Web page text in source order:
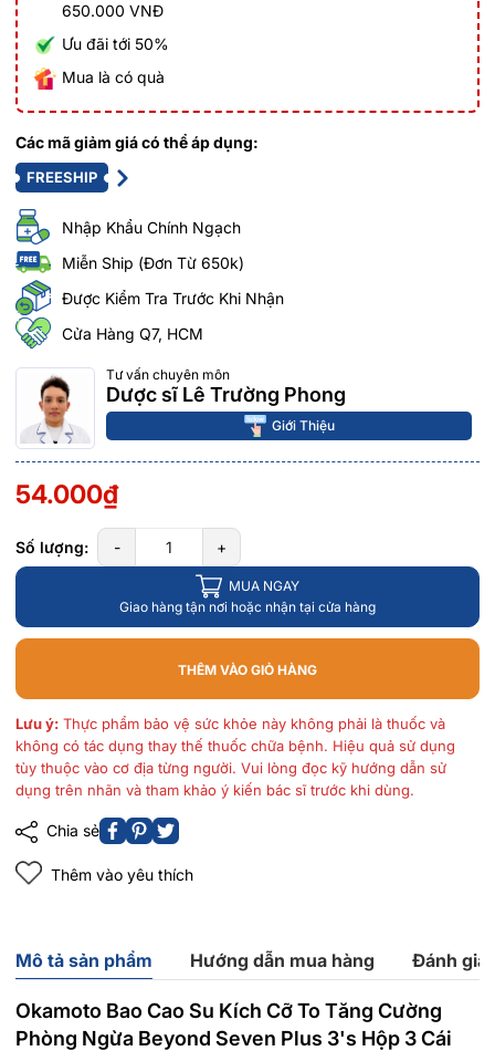
650.000 VNĐ
Ưu đãi tới 50%
Mua là có quà
Các mã giảm giá có thể áp dụng:
FREESHIP
Nhập Khẩu Chính Ngạch
Miễn Ship (Đơn Từ 650k)
Được Kiểm Tra Trước Khi Nhận
Cửa Hàng Q7, HCM
Tư vấn chuyên môn
Dược sĩ Lê Trường Phong
Giới Thiệu
54.000₫
Số lượng: - +
MUA NGAY
Giao hàng tận nơi hoặc nhận tại cửa hàng
THÊM VÀO GIỎ HÀNG
Lưu ý: Thực phẩm bảo vệ sức khỏe này không phải là thuốc và
không có tác dụng thay thế thuốc chữa bệnh. Hiệu quả sử dụng
tùy thuộc vào cơ địa từng người. Vui lòng đọc kỹ hướng dẫn sử
dụng trên nhãn và tham khảo ý kiến bác sĩ trước khi dùng.
Chia sẻ
Thêm vào yêu thích
Mô tả sản phẩm Hướng dẫn mua hàng Đánh giá
Okamoto Bao Cao Su Kích Cỡ To Tăng Cường
Phòng Ngừa Beyond Seven Plus 3's Hộp 3 Cái